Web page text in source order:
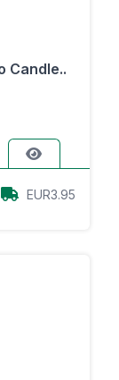
Candle..
EUR3.95